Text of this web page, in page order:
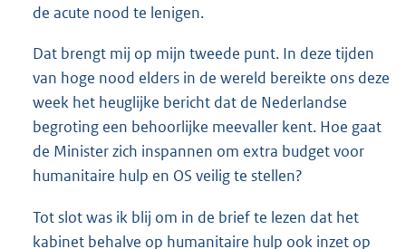
de acute nood te lenigen.
Dat brengt mij op mijn tweede punt. In deze tijden
van hoge nood elders in de wereld bereikte ons deze
week het heuglijke bericht dat de Nederlandse
begroting een behoorlijke meevaller kent. Hoe gaat
de Minister zich inspannen om extra budget voor
humanitaire hulp en OS veilig te stellen?
Tot slot was ik blij om in de brief te lezen dat het
kabinet behalve op humanitaire hulp ook inzet op